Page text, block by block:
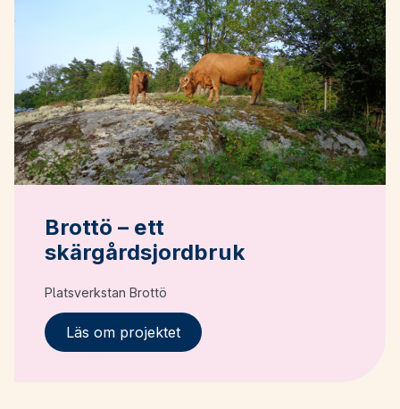
Brottö – ett
skärgårdsjordbruk
Platsverkstan Brottö
Läs om projektet